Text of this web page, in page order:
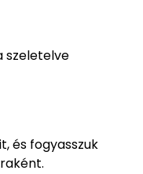
szeletelve
és fogyasszuk